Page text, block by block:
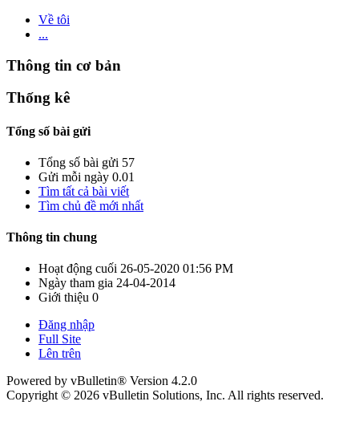
Về tôi
...
Thông tin cơ bản
Thống kê
Tổng số bài gửi
Tổng số bài gửi 57
Gửi mỗi ngày 0.01
Tìm tất cả bài viết
Tìm chủ đề mới nhất
Thông tin chung
Hoạt động cuối 26-05-2020 01:56 PM
Ngày tham gia 24-04-2014
Giới thiệu 0
Đăng nhập
Full Site
Lên trên
Powered by vBulletin® Version 4.2.0
Copyright © 2026 vBulletin Solutions, Inc. All rights reserved.